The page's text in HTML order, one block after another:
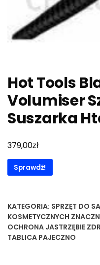
Hot Tools
Volumiser
Suszarka
379,00zł
Sprawdź!
KATEGORIA: SPRZĘT DO
KOSMETYCZNYCH
OCHRONA JASTRZĘBIE
TABLICA PAJECZNO